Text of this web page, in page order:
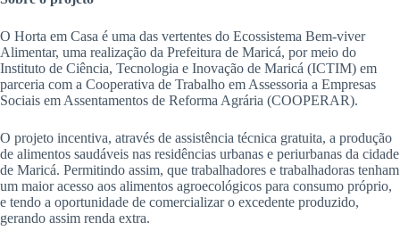
O Horta em Casa é uma das vertentes do Ecossistema Bem-viver
Alimentar, uma realização da Prefeitura de Maricá, por meio do
Instituto de Ciência, Tecnologia e Inovação de Maricá (ICTIM) em
parceria com a Cooperativa de Trabalho em Assessoria a Empresas
Sociais em Assentamentos de Reforma Agrária (COOPERAR).
O projeto incentiva, através de assistência técnica gratuita, a produção
de alimentos saudáveis nas residências urbanas e periurbanas da cidade
de Maricá. Permitindo assim, que trabalhadores e trabalhadoras tenham
um maior acesso aos alimentos agroecológicos para consumo próprio,
e tendo a oportunidade de comercializar o excedente produzido,
gerando assim renda extra.